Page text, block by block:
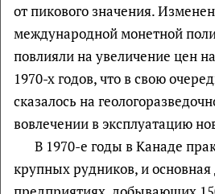
от пикового значения.
международной монетной
повлияли на увеличение цен
1970-х годов, что в свою
сказалось на
вовлечении в эксплуатацию
В 1970-е годы в Канаде
крупных рудников, и основная